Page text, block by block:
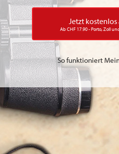
Jetzt
Ab CHF 17.90 - Porto, Zoll
So funktioniert